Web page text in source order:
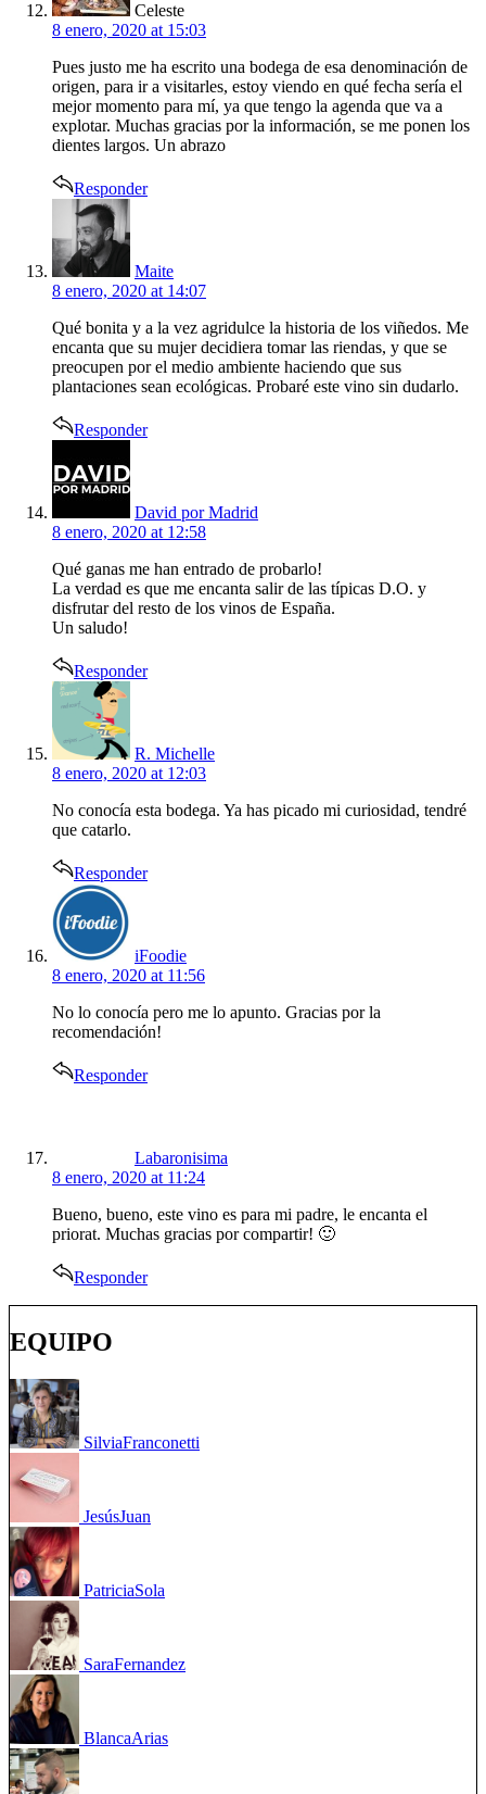
Celeste
8 enero, 2020 at 15:03
Pues justo me ha escrito una bodega de esa denominación de
origen, para ir a visitarles, estoy viendo en qué fecha sería el
mejor momento para mí, ya que tengo la agenda que va a
explotar. Muchas gracias por la información, se me ponen los
dientes largos. Un abrazo
Responder
Maite
8 enero, 2020 at 14:07
Qué bonita y a la vez agridulce la historia de los viñedos. Me
encanta que su mujer decidiera tomar las riendas, y que se
preocupen por el medio ambiente haciendo que sus
plantaciones sean ecológicas. Probaré este vino sin dudarlo.
Responder
David por Madrid
8 enero, 2020 at 12:58
Qué ganas me han entrado de probarlo!
La verdad es que me encanta salir de las típicas D.O. y
disfrutar del resto de los vinos de España.
Un saludo!
Responder
R. Michelle
8 enero, 2020 at 12:03
No conocía esta bodega. Ya has picado mi curiosidad, tendré
que catarlo.
Responder
iFoodie
8 enero, 2020 at 11:56
No lo conocía pero me lo apunto. Gracias por la
recomendación!
Responder
Labaronisima
8 enero, 2020 at 11:24
Bueno, bueno, este vino es para mi padre, le encanta el
priorat. Muchas gracias por compartir! 🙂
Responder
EQUIPO
SilviaFranconetti
JesúsJuan
PatriciaSola
SaraFernandez
BlancaArias